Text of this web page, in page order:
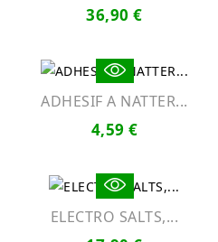
36,90 €
ADHESIF A NATTER...
4,59 €
ELECTRO SALTS,...